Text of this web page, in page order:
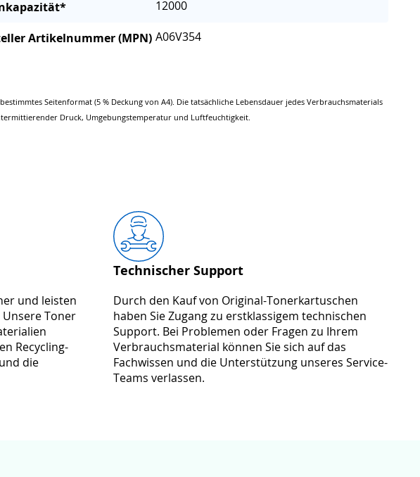
12000
Artikelnummer (MPN) A06V354
Seitenformat (5 % Deckung von A4). Die tatsächliche Lebensdauer jedes Verbrauchsmaterials
Druck, Umgebungstemperatur und Luftfeuchtigkeit.
und leisten
Toner
Recycling-
die
Technischer Support
Durch den Kauf von Original-Tonerkartuschen
haben Sie Zugang zu erstklassigem technischen
Support. Bei Problemen oder Fragen zu Ihrem
Verbrauchsmaterial können Sie sich auf das
Fachwissen und die Unterstützung unseres Service-
Teams verlassen.